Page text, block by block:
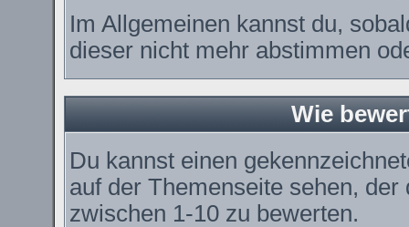
Im Allgemeinen kannst du,
dieser nicht mehr abstimmen
Wie
Du kannst einen
auf der Themenseite sehen,
zwischen 1-10 zu bewerten.